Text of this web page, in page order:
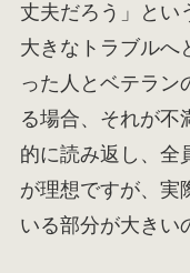
丈夫だろう」とい
大きなトラブルへ
った人とベテラン
る場合、それが不
的に読み返し、全
が理想ですが、実
いる部分が大きい